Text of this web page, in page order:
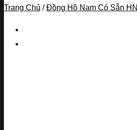
Trang Chủ / Đồng Hồ Nam Có Sẵn HN